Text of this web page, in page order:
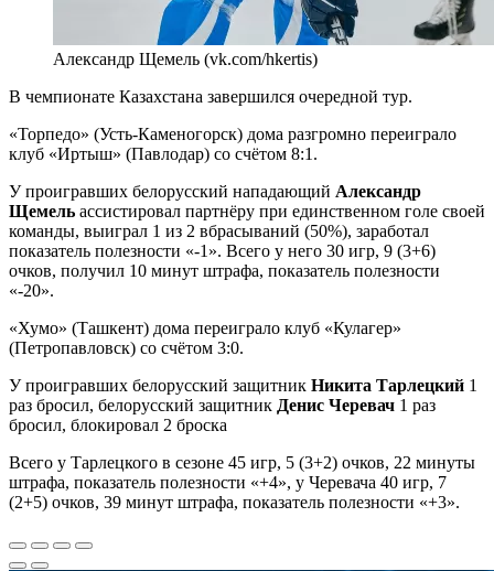
Александр Щемель (vk.com/hkertis)
В чемпионате Казахстана завершился очередной тур.
«Торпедо» (Усть-Каменогорск) дома разгромно переиграло
клуб «Иртыш» (Павлодар) со счётом 8:1.
У проигравших белорусский нападающий Александр
Щемель ассистировал партнёру при единственном голе своей
команды, выиграл 1 из 2 вбрасываний (50%), заработал
показатель полезности «-1». Всего у него 30 игр, 9 (3+6)
очков, получил 10 минут штрафа, показатель полезности
«-20».
«Хумо» (Ташкент) дома переиграло клуб «Кулагер»
(Петропавловск) со счётом 3:0.
У проигравших белорусский защитник Никита Тарлецкий 1
раз бросил, белорусский защитник Денис Черевач 1 раз
бросил, блокировал 2 броска
Всего у Тарлецкого в сезоне 45 игр, 5 (3+2) очков, 22 минуты
штрафа, показатель полезности «+4», у Черевача 40 игр, 7
(2+5) очков, 39 минут штрафа, показатель полезности «+3».